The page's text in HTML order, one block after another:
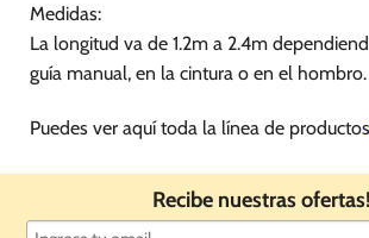
Medidas:
La longitud va de 1.2m a 2.4m
guía manual, en la cintura o en el hombro.
Puedes ver aquí toda la línea de productos
Recibe nuestras ofertas!